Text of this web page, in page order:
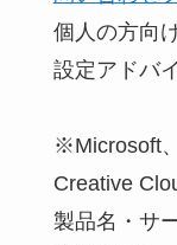
個人の方向
設定アドバ
※Microsoft
Creative
製品名・サ